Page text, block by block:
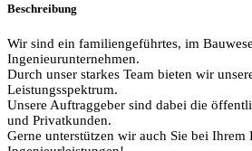
Beschreibung
Wir sind ein familiengeführtes, im
Ingenieurunternehmen.
Durch unser starkes Team bieten wir
Leistungsspektrum.
Unsere Auftraggeber sind dabei die
und Privatkunden.
Gerne unterstützen wir auch Sie bei Ihrem